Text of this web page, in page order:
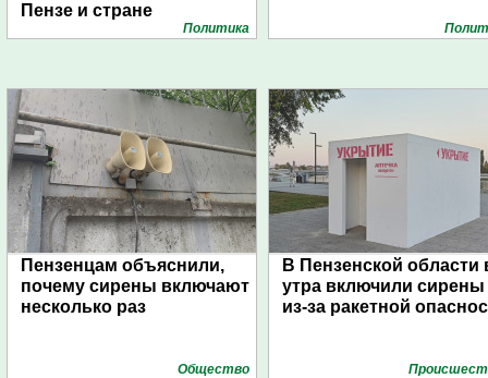
Пензе и стране
Политика
Пензенцам объяснили,
почему сирены включают
несколько раз
Общество
В Пензенской области
утра включили сирены
из-за ракетной